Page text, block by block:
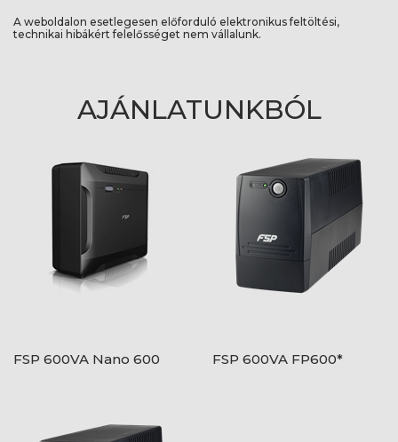
A weboldalon esetlegesen előforduló elektronikus feltöltési,
technikai hibákért felelősséget nem vállalunk.
AJÁNLATUNKBÓL
FSP 600VA Nano 600 FSP 600VA FP600*